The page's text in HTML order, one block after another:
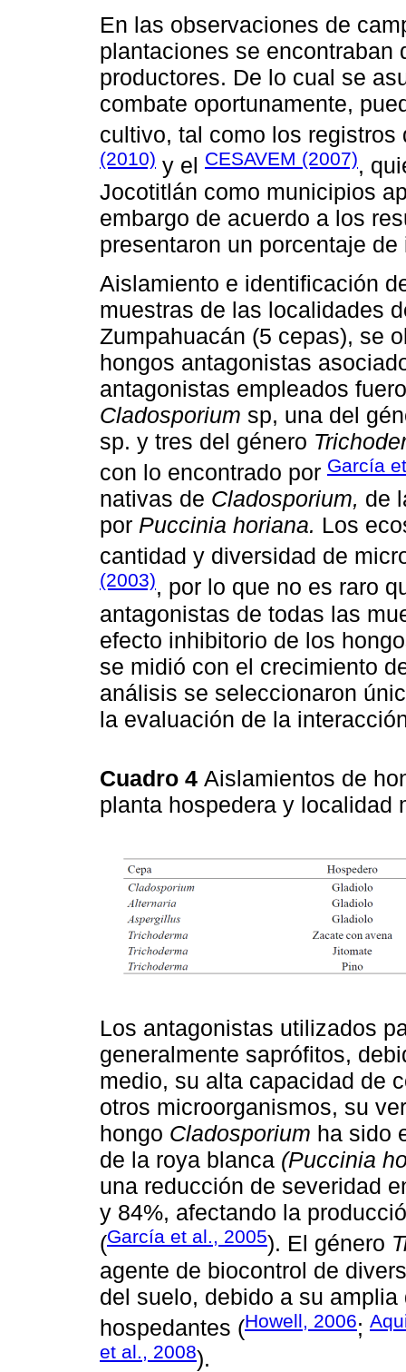
En las observaciones de
plantaciones se encontraban
productores. De lo cual se
combate oportunamente,
cultivo, tal como los
(2010) y el CESAVEM (2007),
Jocotitlán como municipios
embargo de acuerdo a los
presentaron un porcentaje
Aislamiento e identificación
muestras de las localidades
Zumpahuacán (5 cepas), se
hongos antagonistas
antagonistas empleados
Cladosporium sp, una del
sp. y tres del género
con lo encontrado por García
nativas de Cladosporium, de
por Puccinia horiana. Los
cantidad y diversidad de
(2003), por lo que no es raro
antagonistas de todas las
efecto inhibitorio de los
se midió con el crecimiento
análisis se seleccionaron
la evaluación de la
Cuadro 4 Aislamientos de
planta hospedera y localidad
Los antagonistas utilizados
generalmente saprófitos,
medio, su alta capacidad de
otros microorganismos, su
hongo Cladosporium ha sido
de la roya blanca (Puccinia
una reducción de severidad
y 84%, afectando la
(García et al., 2005). El género
agente de biocontrol de
del suelo, debido a su
hospedantes (Howell, 2006;
et al., 2008).